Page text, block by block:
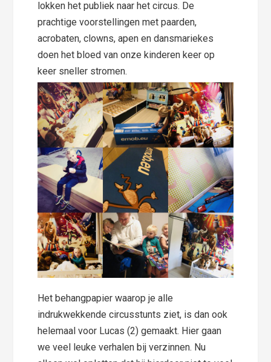
lokken het publiek naar het circus. De
prachtige voorstellingen met paarden,
acrobaten, clowns, apen en dansmariekes
doen het bloed van onze kinderen keer op
keer sneller stromen.
Het behangpapier waarop je alle
indrukwekkende circusstunts ziet, is dan ook
helemaal voor Lucas (2) gemaakt. Hier gaan
we veel leuke verhalen bij verzinnen. Nu